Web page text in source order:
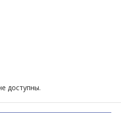
доступны.